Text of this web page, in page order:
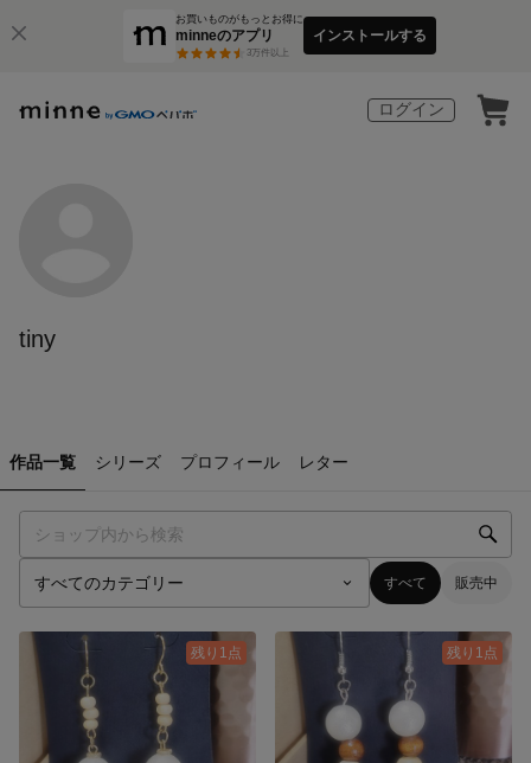
お買いものがもっとお得に
minneのアプリ
3万件以上
インストールする
ログイン
tiny
作品一覧 シリーズ プロフィール レター
すべて 販売中
残り1点 残り1点